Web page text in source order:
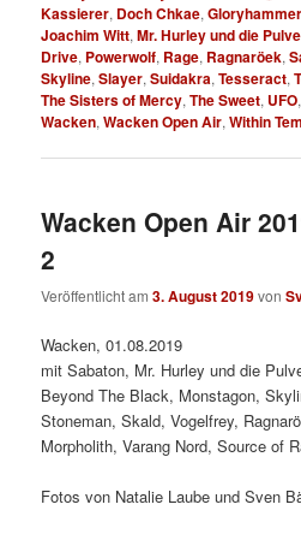
Kassierer, Doch Chkae,Gloryhammer
Joachim Witt,Mr. Hurley und die
Drive, Powerwolf, Rage, Ragnaröek,
Skyline,Slayer,Suidakra,Tesseract,
The Sisters of Mercy,The Sweet, UFO
Wacken,Wacken Open Air,Within
Wacken Open Air
2
Veröffentlicht am3. August 2019von
Wacken, 01.08.2019
mit Sabaton, Mr. Hurley und die
Beyond The Black, Monstagon,
Stoneman, Skald, Vogelfrey,
Morpholith, Varang Nord, Source of
Fotos von Natalie Laube und Sven